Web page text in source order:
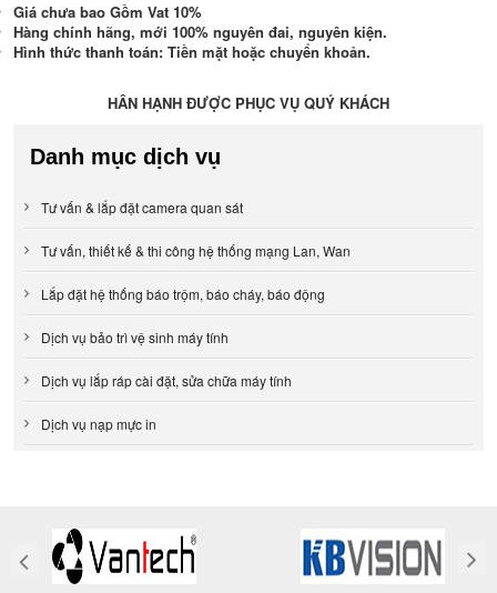
Giá chưa bao Gồm Vat 10%
Hàng chính hãng, mới 100% nguyên đai, nguyên kiện.
Hình thức thanh toán: Tiền mặt hoặc chuyển khoản.
HÂN HẠNH ĐƯỢC PHỤC VỤ QUÝ KHÁCH
Danh mục dịch vụ
Tư vấn & lắp đặt camera quan sát
Tư vấn, thiết kế & thi công hệ thống mạng Lan, Wan
Lắp đặt hệ thống báo trộm, báo cháy, báo động
Dịch vụ bảo trì vệ sinh máy tính
Dịch vụ lắp ráp cài đặt, sửa chữa máy tính
Dịch vụ nạp mực in